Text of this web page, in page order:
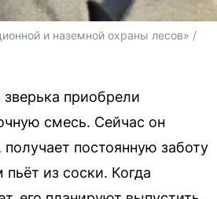
и наземной охраны лесов» /
приобрели
смесь. Сейчас он
получает постоянную заботу
из соски. Когда